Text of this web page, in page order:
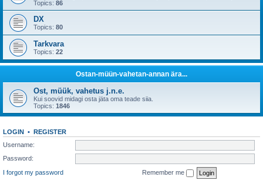
Topics: 86
DX
Topics: 80
Tarkvara
Topics: 22
Ostan-müün-vahetan-annan ära...
Ost, müük, vahetus j.n.e.
Kui soovid midagi osta jäta oma teade siia.
Topics: 1846
LOGIN • REGISTER
Username:
Password:
I forgot my password
Remember me